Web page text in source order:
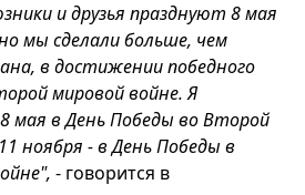
и друзья празднуют 8 мая
мы сделали больше, чем
в достижении победного
мировой войне. Я
мая в День Победы во Второй
ноября - в День Победы в
- говорится в